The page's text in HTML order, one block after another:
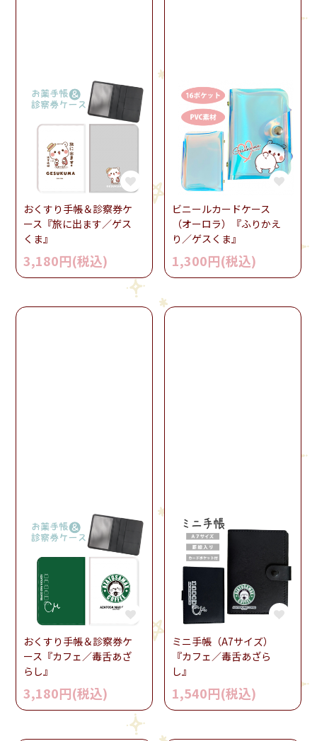
おくすり手帳＆診察券ケ
ース『旅に出ます／ゲス
くま』
3,180円(税込)
ビニールカードケース
（オーロラ）『ふりかえ
り／ゲスくま』
1,300円(税込)
おくすり手帳＆診察券ケ
ース『カフェ／毒舌あざ
らし』
3,180円(税込)
ミニ手帳（A7サイズ）
『カフェ／毒舌あざら
し』
1,540円(税込)